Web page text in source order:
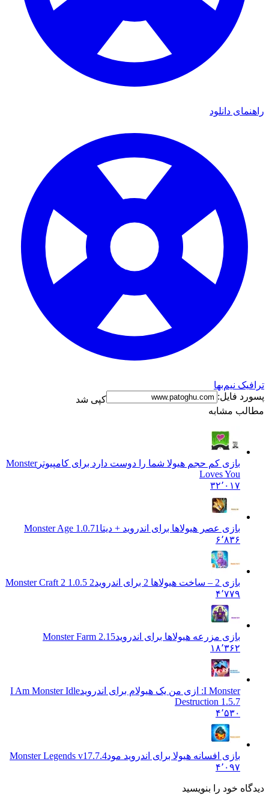
دانلود
نیم‌بها
فایل:
کپی شد
مشابه
بازی کم حجم هیولا شما را دوست دارد برای کامپیوترMonster
Loves You
۳۲٬۰۱۷
بازی عصر هیولاها برای اندروید + دیتا1.0.71 Monster Age
Monster Craft 2 1.0.5 2
بازی مزرعه هیولاها برای اندروید 2.15 Monster Farm
۱۸٬۳۶۲
I Monster: ازی من یک هیولام برای اندروید
I Am Monster Idle
Destruction 1.5.7
بازی افسانه هیولا برای اندروید مودMonster Legends v17.7.4
خود را بنویسید